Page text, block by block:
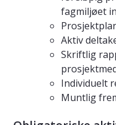
fagmiljøet
Aktiv
Skriftlig
Individuelt
Muntlig